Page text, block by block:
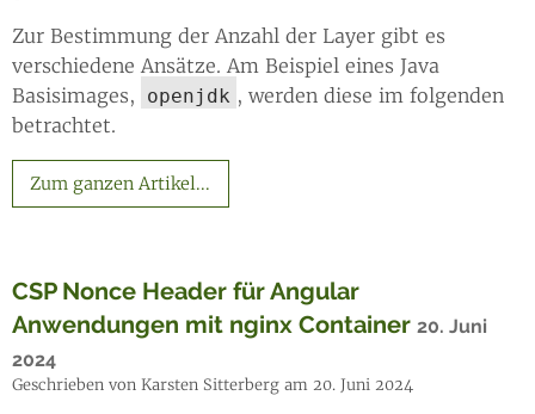
Zur Bestimmung der Anzahl der Layer gibt es
verschiedene Ansätze. Am Beispiel eines Java
Basisimages,
openjdk , werden diese im folgenden
betrachtet.
Zum ganzen Artikel...
CSP Nonce Header für Angular
Anwendungen mit nginx Container 20. Juni
2024
Geschrieben von Karsten Sitterberg am 20. Juni 2024